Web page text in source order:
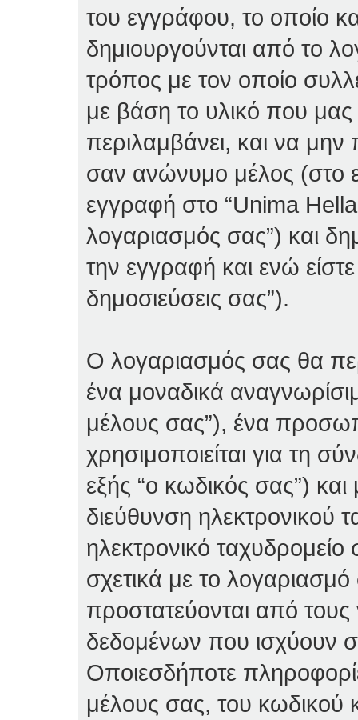
του εγγράφου, το οποίο
δημιουργούνται από το
τρόπος με τον οποίο
με βάση το υλικό που
περιλαμβάνει, και να μην
σαν ανώνυμο μέλος (στο
εγγραφή στο “Unima
λογαριασμός σας”) και
την εγγραφή και ενώ
δημοσιεύσεις σας”).
Ο λογαριασμός σας θα
ένα μοναδικά
μέλους σας”), ένα
χρησιμοποιείται για τη
εξής “ο κωδικός σας”)
διεύθυνση ηλεκτρονικού
ηλεκτρονικό
σχετικά με το
προστατεύονται από
δεδομένων που ισχύουν
Οποιεσδήποτε
μέλους σας, του κωδικού